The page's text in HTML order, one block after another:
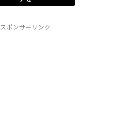
スポンサーリンク